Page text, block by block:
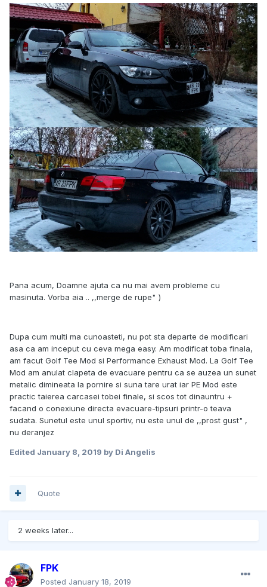
Pana acum, Doamne ajuta ca nu mai avem probleme cu
masinuta. Vorba aia .. ,,merge de rupe" )
Dupa cum multi ma cunoasteti, nu pot sta departe de modificari
asa ca am inceput cu ceva mega easy. Am modificat toba finala,
am facut Golf Tee Mod si Performance Exhaust Mod. La Golf Tee
Mod am anulat clapeta de evacuare pentru ca se auzea un sunet
metalic dimineata la pornire si suna tare urat iar PE Mod este
practic taierea carcasei tobei finale, si scos tot dinauntru +
facand o conexiune directa evacuare-tipsuri printr-o teava
sudata. Sunetul este unul sportiv, nu este unul de ,,prost gust" ,
nu deranjez
Edited January 8, 2019 by Di Angelis
Quote
2 weeks later...
FPK
Posted January 18, 2019